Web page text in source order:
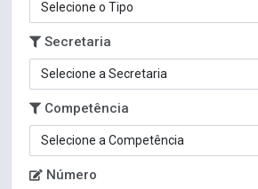
Secretaria
Competência
Número